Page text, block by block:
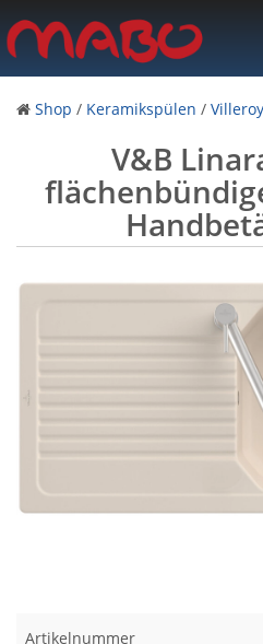
Shop / Keramikspülen /
V&B
Artikelnummer